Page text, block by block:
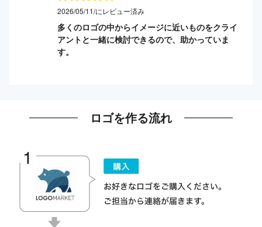
2026/05/11/にレビュー済み
多くのロゴの中からイメージに近いものをクライ
アントと一緒に検討できるので、助かっていま
す。
ロゴを作る流れ